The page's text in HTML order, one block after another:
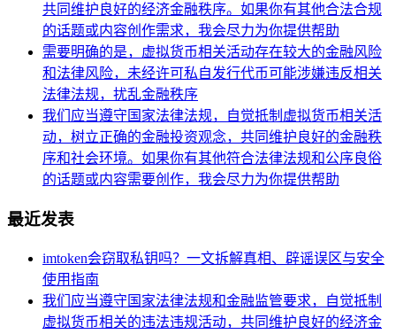
共同维护良好的经济金融秩序。如果你有其他合法合规
的话题或内容创作需求，我会尽力为你提供帮助
需要明确的是，虚拟货币相关活动存在较大的金融风险
和法律风险，未经许可私自发行代币可能涉嫌违反相关
法律法规，扰乱金融秩序
我们应当遵守国家法律法规，自觉抵制虚拟货币相关活
动，树立正确的金融投资观念，共同维护良好的金融秩
序和社会环境。如果你有其他符合法律法规和公序良俗
的话题或内容需要创作，我会尽力为你提供帮助
最近发表
imtoken会窃取私钥吗？一文拆解真相、辟谣误区与安全
使用指南
我们应当遵守国家法律法规和金融监管要求，自觉抵制
虚拟货币相关的违法违规活动，共同维护良好的经济金